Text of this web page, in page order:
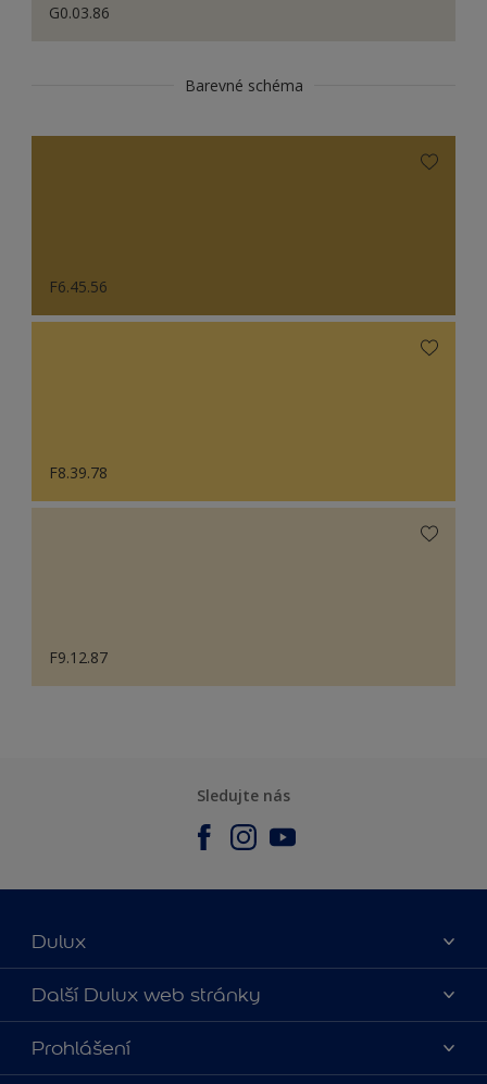
G0.03.86
Barevné schéma
F6.45.56
F8.39.78
F9.12.87
Sledujte nás
Dulux
O nás
Kontaktujte nás
Najít obchod
Další Dulux web stránky
duluxmalir.cz
duluxmaliar.sk
Prohlášení